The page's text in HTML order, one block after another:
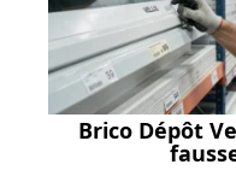
Brico Dépôt